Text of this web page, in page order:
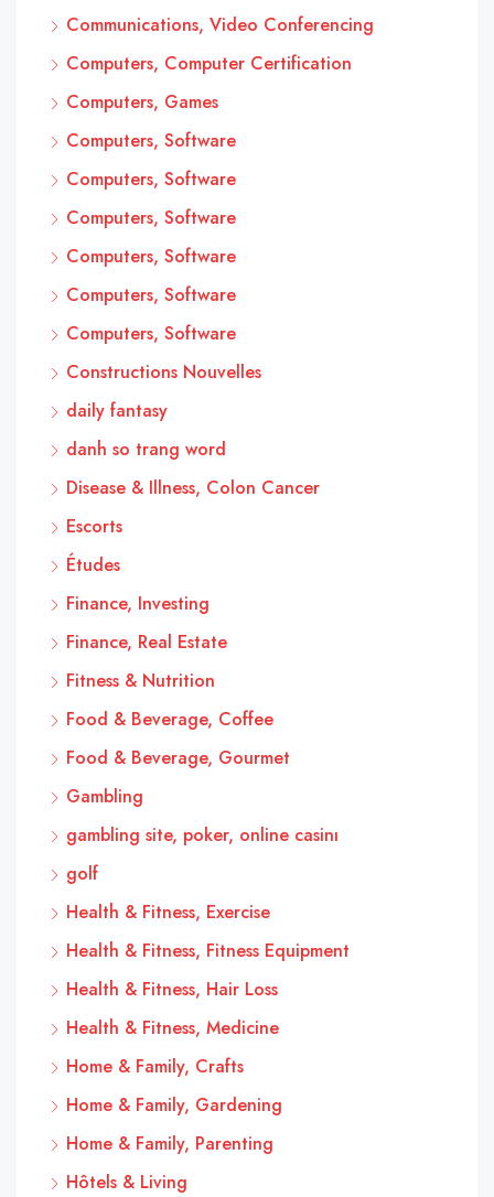
Communications, Video Conferencing
Computers, Computer Certification
Computers, Games
Computers, Software
Computers, Software
Computers, Software
Computers, Software
Computers, Software
Computers, Software
Constructions Nouvelles
daily fantasy
danh so trang word
Disease & Illness, Colon Cancer
Escorts
Études
Finance, Investing
Finance, Real Estate
Fitness & Nutrition
Food & Beverage, Coffee
Food & Beverage, Gourmet
Gambling
gambling site, poker, online casinı
golf
Health & Fitness, Exercise
Health & Fitness, Fitness Equipment
Health & Fitness, Hair Loss
Health & Fitness, Medicine
Home & Family, Crafts
Home & Family, Gardening
Home & Family, Parenting
Hôtels & Living